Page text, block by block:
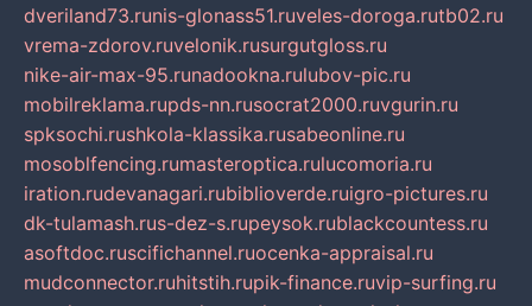
dveriland73.runis-glonass51.ruveles-doroga.rutb02.ru
vrema-zdorov.ruvelonik.rusurgutgloss.ru
nike-air-max-95.runadookna.rulubov-pic.ru
mobilreklama.rupds-nn.rusocrat2000.ruvgurin.ru
spksochi.rushkola-klassika.rusabeonline.ru
mosoblfencing.rumasteroptica.rulucomoria.ru
iration.rudevanagari.rubiblioverde.ruigro-pictures.ru
dk-tulamash.rus-dez-s.rupeysok.rublackcountess.ru
asoftdoc.ruscifichannel.ruocenka-appraisal.ru
mudconnector.ruhitstih.rupik-finance.ruvip-surfing.ru